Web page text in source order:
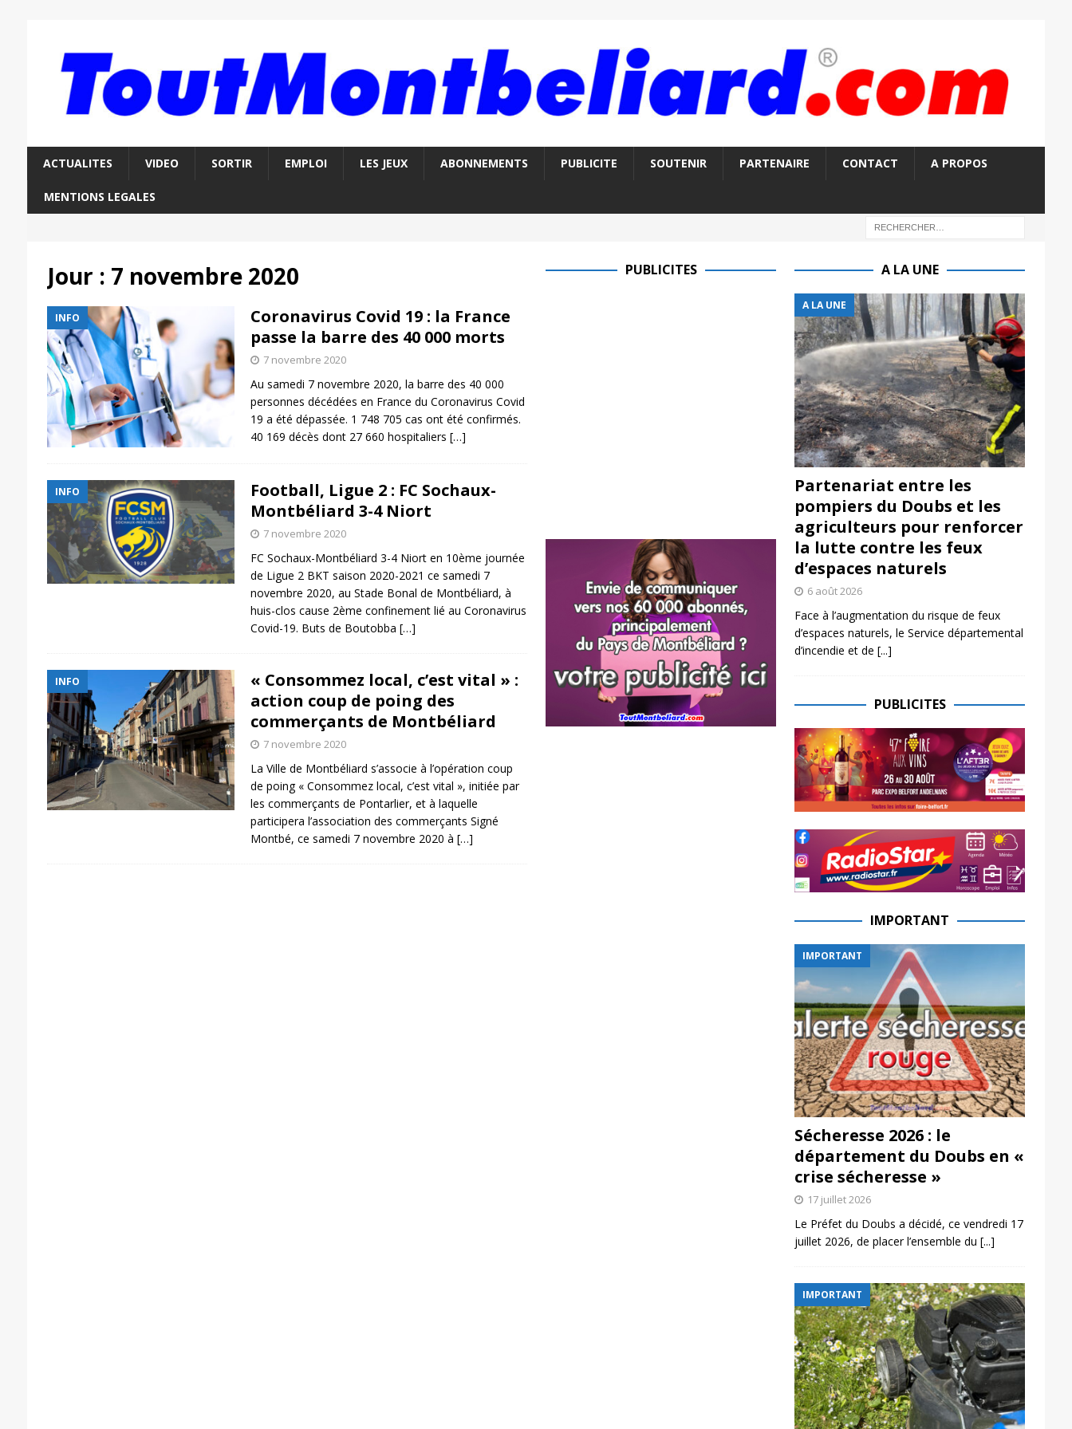
ACTUALITES VIDEO SORTIR EMPLOI LES JEUX ABONNEMENTS PUBLICITE SOUTENIR PARTENAIRE CONTACT A PROPOS
MENTIONS LEGALES
Jour : 7 novembre 2020
INFO
Coronavirus Covid 19 : la France
passe la barre des 40 000 morts
7 novembre 2020
Au samedi 7 novembre 2020, la barre des 40 000
personnes décédées en France du Coronavirus Covid
19 a été dépassée. 1 748 705 cas ont été confirmés.
40 169 décès dont 27 660 hospitaliers […]
INFO
Football, Ligue 2 : FC Sochaux-
Montbéliard 3-4 Niort
7 novembre 2020
FC Sochaux-Montbéliard 3-4 Niort en 10ème journée
de Ligue 2 BKT saison 2020-2021 ce samedi 7
novembre 2020, au Stade Bonal de Montbéliard, à
huis-clos cause 2ème confinement lié au Coronavirus
Covid-19. Buts de Boutobba […]
INFO
« Consommez local, c’est vital » :
action coup de poing des
commerçants de Montbéliard
7 novembre 2020
La Ville de Montbéliard s’associe à l’opération coup
de poing « Consommez local, c’est vital », initiée par
les commerçants de Pontarlier, et à laquelle
participera l’association des commerçants Signé
Montbé, ce samedi 7 novembre 2020 à […]
PUBLICITES A LA UNE
A LA UNE
Partenariat entre les
pompiers du Doubs et les
agriculteurs pour renforcer
la lutte contre les feux
d’espaces naturels
6 août 2026
Face à l’augmentation du risque de feux
d’espaces naturels, le Service départemental
d’incendie et de [...]
PUBLICITES
IMPORTANT
IMPORTANT
Sécheresse 2026 : le
département du Doubs en «
crise sécheresse »
17 juillet 2026
Le Préfet du Doubs a décidé, ce vendredi 17
juillet 2026, de placer l’ensemble du [...]
IMPORTANT